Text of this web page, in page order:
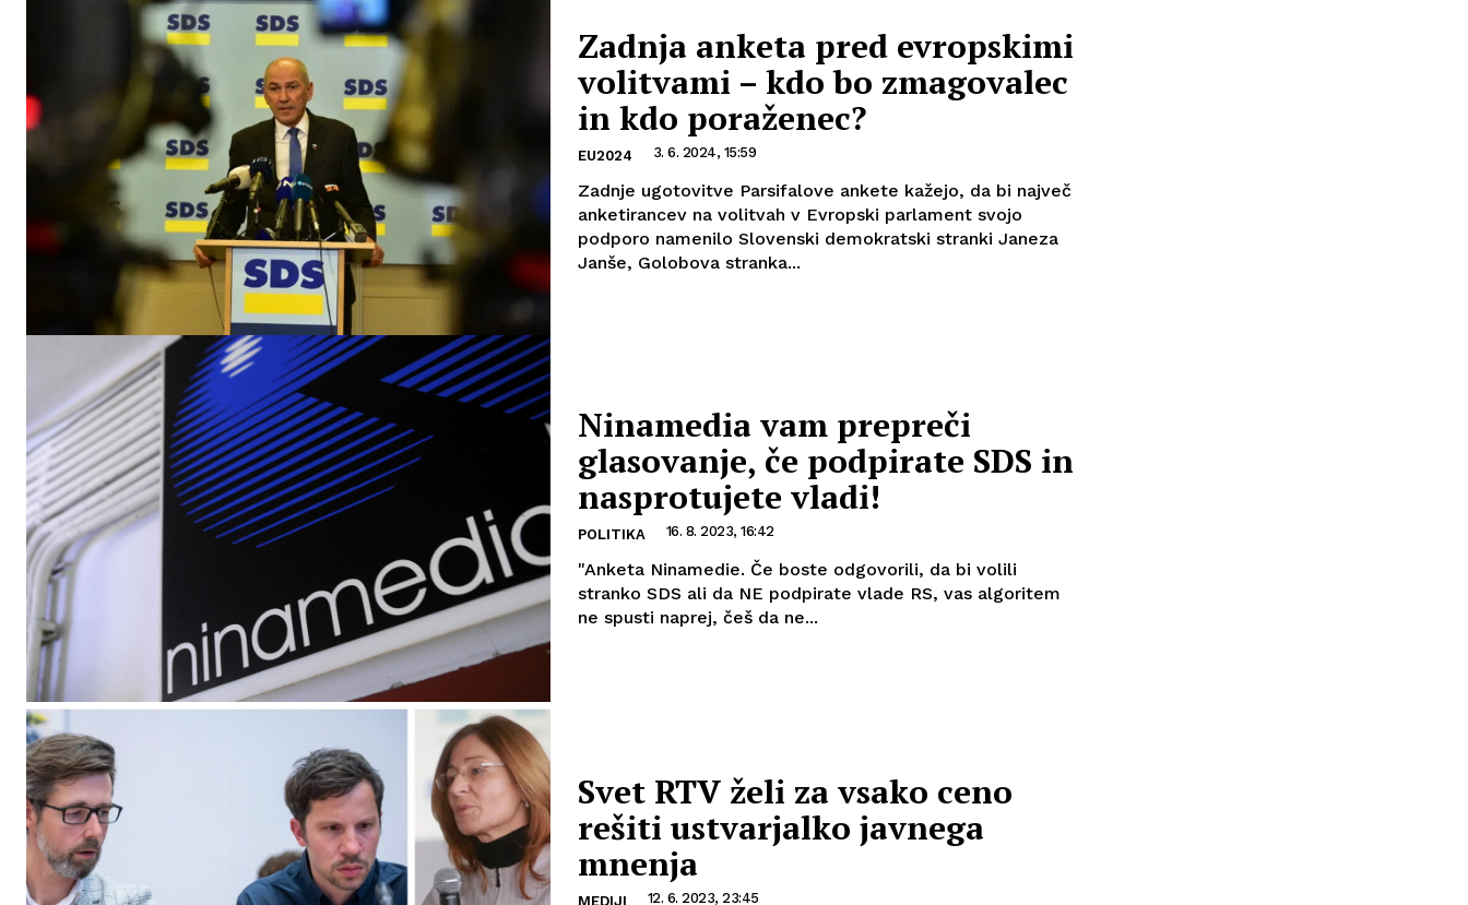
Zadnja anketa pred evropskimi
volitvami – kdo bo zmagovalec
in kdo poraženec?
EU2024 3. 6. 2024, 15:59
Zadnje ugotovitve Parsifalove ankete kažejo, da bi največ
anketirancev na volitvah v Evropski parlament svojo
podporo namenilo Slovenski demokratski stranki Janeza
Janše, Golobova stranka...
Ninamedia vam prepreči
glasovanje, če podpirate SDS in
nasprotujete vladi!
POLITIKA 16. 8. 2023, 16:42
"Anketa Ninamedie. Če boste odgovorili, da bi volili
stranko SDS ali da NE podpirate vlade RS, vas algoritem
ne spusti naprej, češ da ne...
Svet RTV želi za vsako ceno
rešiti ustvarjalko javnega
mnenja
MEDIJI 12. 6. 2023, 23:45